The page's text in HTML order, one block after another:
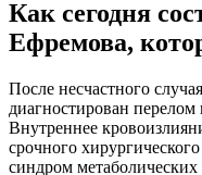
Как сегодня
Ефремова,
После несчастного
диагностирован перелом
Внутреннее
срочного
синдром